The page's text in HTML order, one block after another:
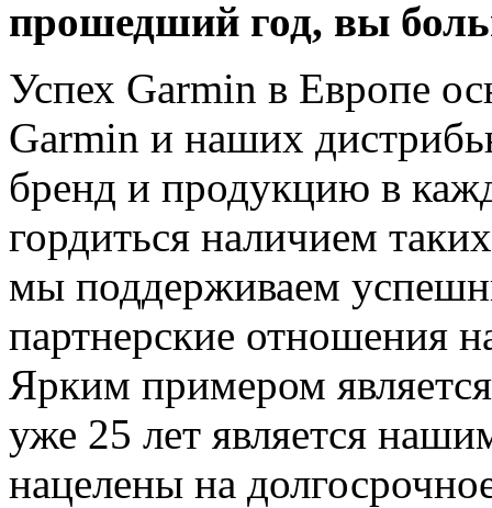
прошедший год, вы
Успех Garmin в Европе
Garmin и наших
бренд и продукцию в
гордиться наличием
мы поддерживаем
партнерские отношения
Ярким примером
уже 25 лет является
нацелены на